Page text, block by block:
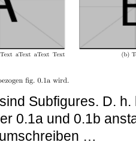
Subfigures. D.
0.1a und 0.1b
…